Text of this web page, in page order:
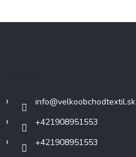
info@velkoobchodtextil.sk
+421908951553
+421908951553